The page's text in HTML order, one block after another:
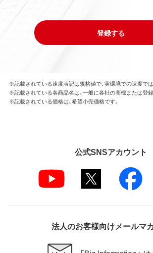
登録する
※記載されている速度表記は規格値で、実環境での速度では
※記載されている各商品名は、一般に各社の商標または登録
※記載されている価格は、希望小売価格です。
公式SNSアカウント
法人のお客様向けメールマ